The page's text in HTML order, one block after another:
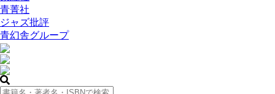
青菁社
ジャズ批評
青幻舎グループ